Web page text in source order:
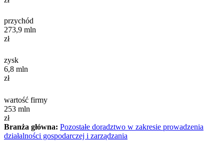
przychód
273,9 mln
zł
zysk
6,8 mln
zł
wartość firmy
253 mln
zł
Branża główna: Pozostałe doradztwo w zakresie prowadzenia
działalności gospodarczej i zarządzania